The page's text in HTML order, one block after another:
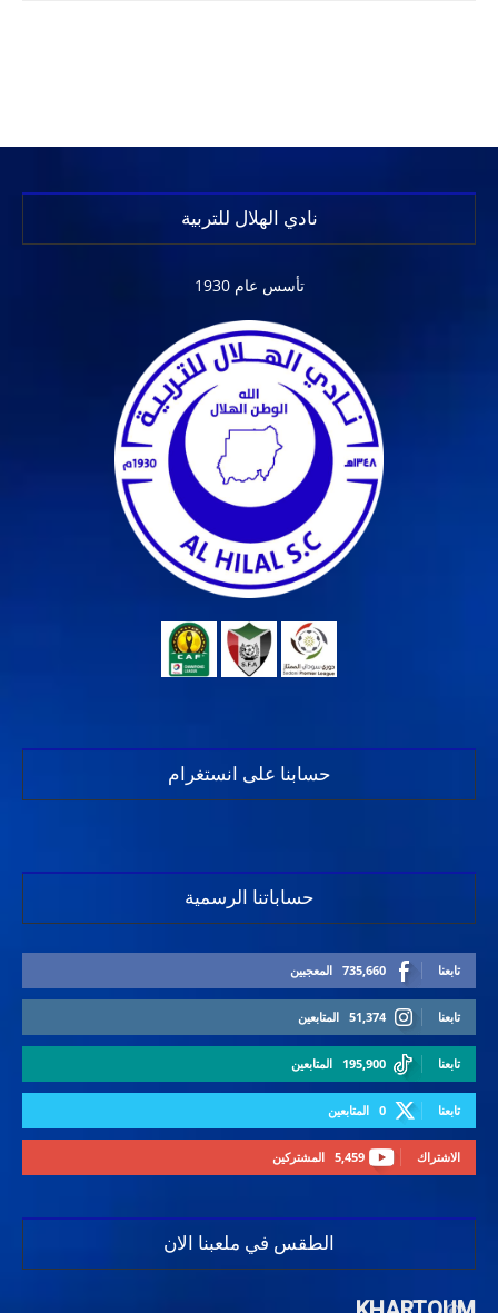
نادي الهلال للتربية
تأسس عام 1930
حسابنا على انستغرام
حساباتنا الرسمية
735,660 المعجبين تابعنا
51,374 المتابعين تابعنا
195,900 المتابعين تابعنا
0 المتابعين تابعنا
5,459 المشتركين الاشتراك
الطقس في ملعبنا الان